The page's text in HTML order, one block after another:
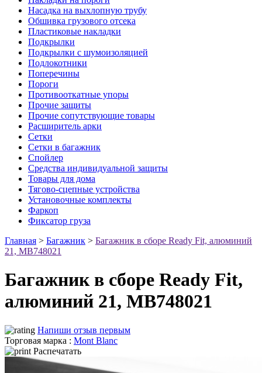
Насадка на выхлопную трубу
Обшивка грузового отсека
Пластиковые накладки
Подкрылки
Подкрылки с шумоизоляцией
Подлокотники
Поперечины
Пороги
Противооткатные упоры
Прочие защиты
Прочие сопутствующие товары
Расширитель арки
Сетки
Сетки в багажник
Спойлер
Средства индивидуальной защиты
Товары для дома
Тягово-сцепные устройства
Установочные комплекты
Фаркоп
Фиксатор груза
Главная > Багажник > Багажник в сборе Ready Fit, алюминий
21, MB748021
Багажник в сборе Ready Fit,
алюминий 21, MB748021
Напиши отзыв первым
Торговая марка : Mont Blanc
Распечатать